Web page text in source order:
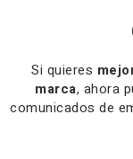
Si quieres
marca, ahora
comunicados de